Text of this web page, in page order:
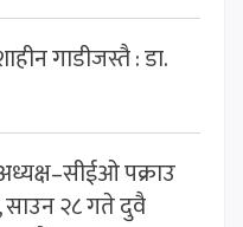
गाडीजस्तै : डा.
पक्राउ
साउन २८ गते दुवै